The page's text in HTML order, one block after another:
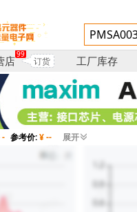
店
99
订货 工厂库存
- 参考价:¥ -- 展开